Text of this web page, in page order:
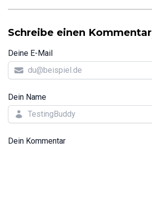
Schreibe einen Kommentar
Deine E-Mail
Dein Name
Dein Kommentar